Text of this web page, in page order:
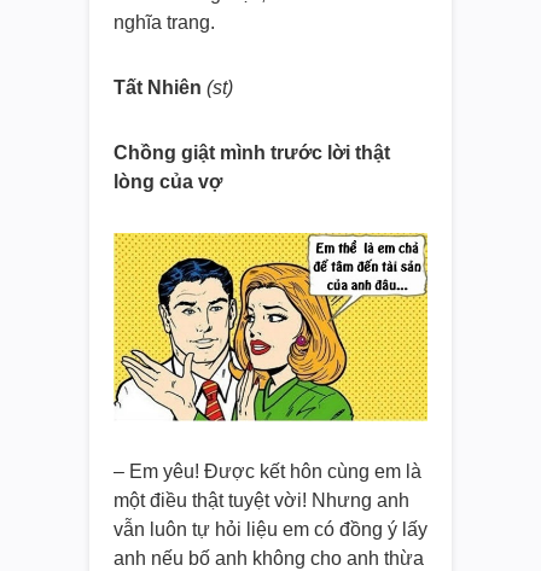
nghĩa trang.
Tất Nhiên (st)
Chồng giật mình trước lời thật
lòng của vợ
– Em yêu! Được kết hôn cùng em là
một điều thật tuyệt vời! Nhưng anh
vẫn luôn tự hỏi liệu em có đồng ý lấy
anh nếu bố anh không cho anh thừa